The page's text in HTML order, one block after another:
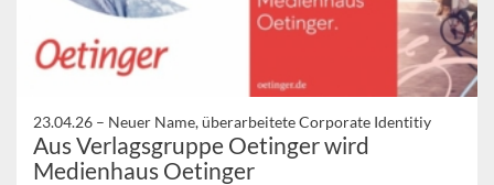
23.04.26 – Neuer Name, überarbeitete Corporate Identitiy
Aus Verlagsgruppe Oetinger wird
Medienhaus Oetinger